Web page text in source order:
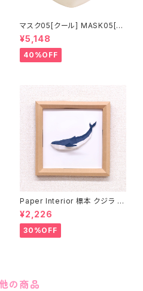
マスク05[クール] MASK05[C
OOL]
¥5,148
40%OFF
Paper Interior 標本 クジラ s
pecimen whale
¥2,226
30%OFF
の商品